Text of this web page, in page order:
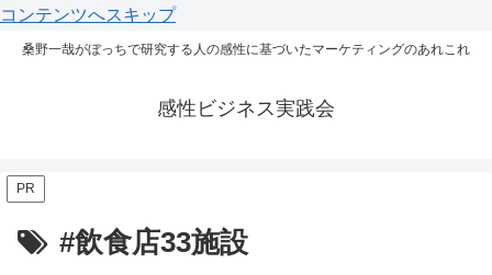
コンテンツへスキップ
桑野一哉がぼっちで研究する人の感性に基づいたマーケティングのあれこれ
感性ビジネス実践会
PR
#飲食店33施設